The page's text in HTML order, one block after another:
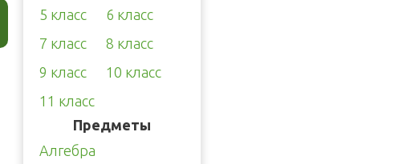
5 класс
6 класс
7 класс
8 класс
9 класс
10 класс
11 класс
Предметы
Алгебра